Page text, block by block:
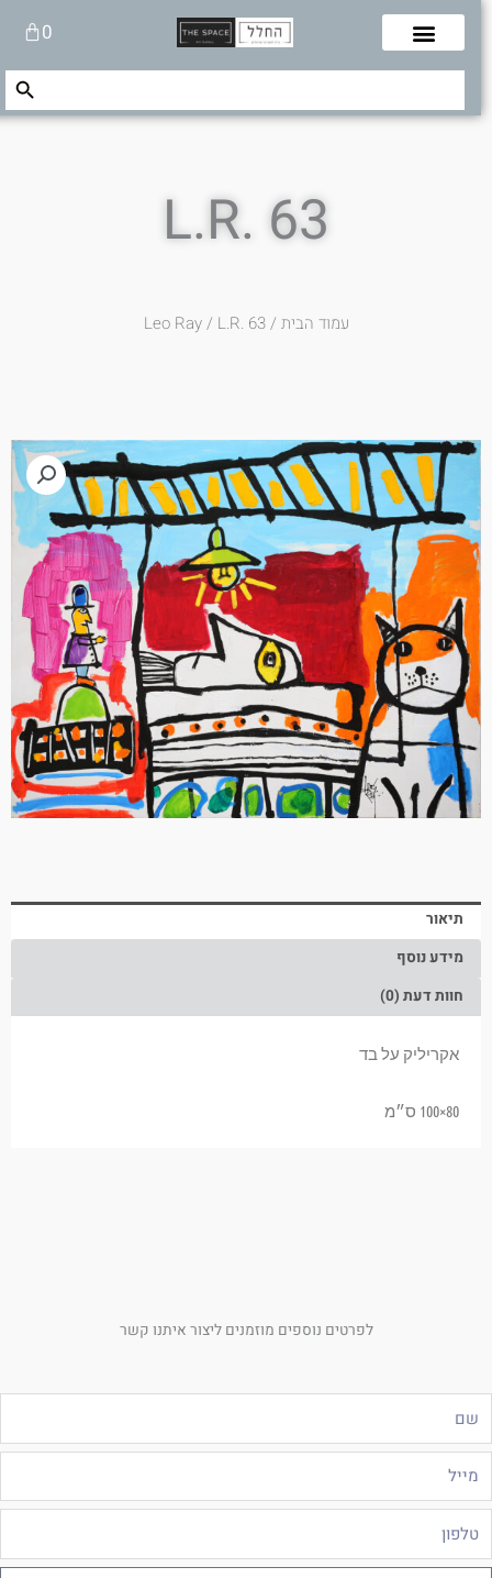
0עגלת
קניות
Search
Search Button
L.R. 63
עמוד הבית/
Leo Ray/ L.R. 63
תיאור
מידע נוסף
חוות דעת (0)
אקריליק על בד
80×100 ס״מ
לפרטים נוספים מוזמנים ליצור איתנו קשר